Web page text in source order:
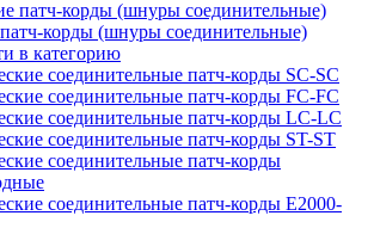
корды (шнуры соединительные)
в категорию
соединительные патч-корды SC-SC
соединительные патч-корды FC-FC
соединительные патч-корды LC-LC
соединительные патч-корды ST-ST
соединительные патч-корды
соединительные патч-корды E2000-